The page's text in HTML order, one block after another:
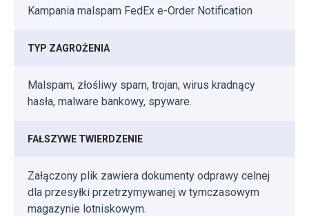
Kampania malspam FedEx e-Order Notification
TYP ZAGROŻENIA
Malspam, złośliwy spam, trojan, wirus kradnący
hasła, malware bankowy, spyware.
FAŁSZYWE TWIERDZENIE
Załączony plik zawiera dokumenty odprawy celnej
dla przesyłki przetrzymywanej w tymczasowym
magazynie lotniskowym.